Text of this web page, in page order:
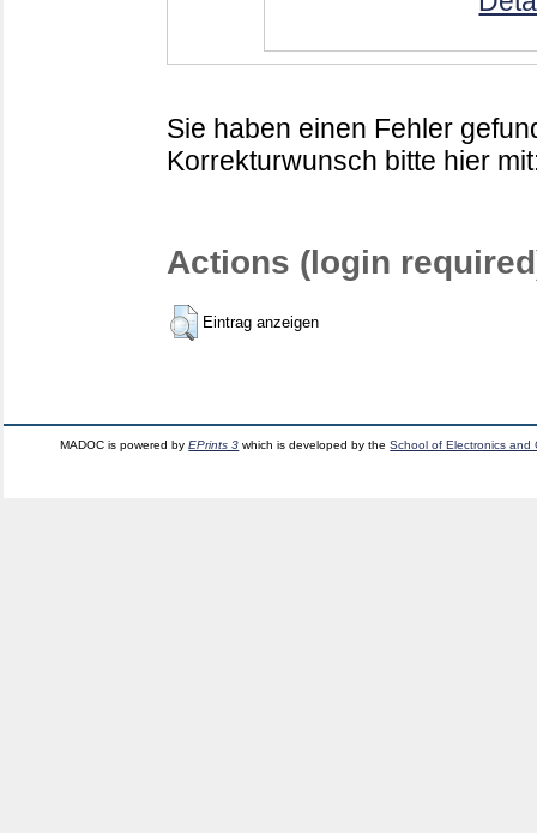
Sie haben einen Fehler
Korrekturwunsch bitte hier
Actions (login
Eintrag anzeigen
MADOC is powered byEPrints 3 which is developed by theSchool of Electronics and